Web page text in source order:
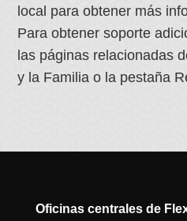
local para obtener más
Para obtener soporte
las páginas relacionadas
y la Familia o la pestaña
Oficinas centrales de